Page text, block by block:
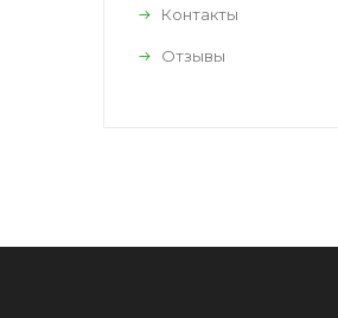
Контакты
Отзывы